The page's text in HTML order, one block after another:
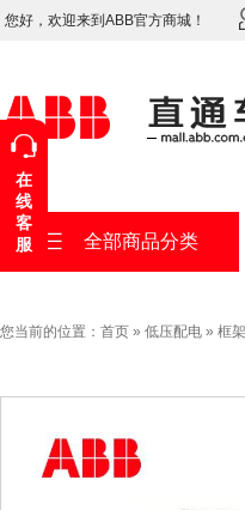
您好，欢迎来到ABB官方商城！
全部商品分类
您当前的位置： 首页 » 低压配电 » 框
在
线
客
服